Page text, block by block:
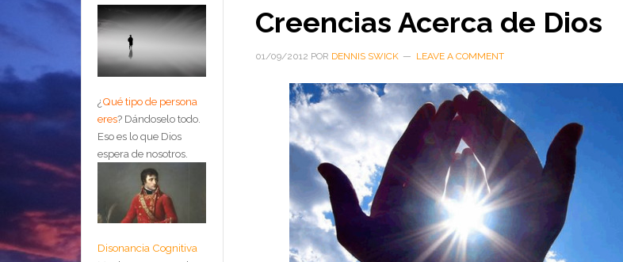
Creencias Acerca de Dios
01/09/2012 POR DENNIS SWICK LEAVE A COMMENT
¿Qué tipo de persona
eres? Dándoselo todo.
Eso es lo que Dios
espera de nosotros.
Disonancia Cognitiva